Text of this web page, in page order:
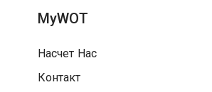
MyWOT
Насчет Нас
Контакт